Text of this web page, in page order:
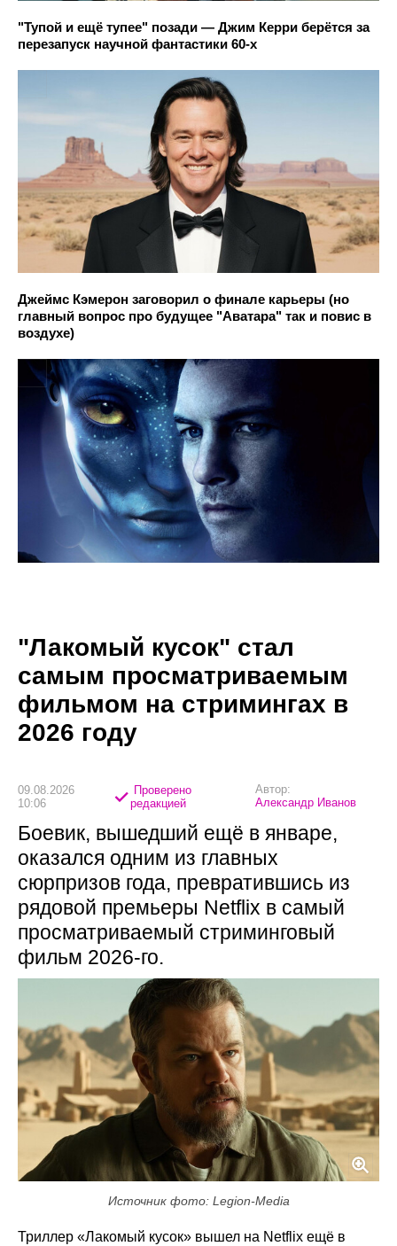
"Тупой и ещё тупее" позади — Джим Керри берётся за
перезапуск научной фантастики 60-х
Джеймс Кэмерон заговорил о финале карьеры (но
главный вопрос про будущее "Аватара" так и повис в
воздухе)
"Лакомый кусок" стал
самым просматриваемым
фильмом на стримингах в
2026 году
09.08.2026
10:06
Проверено
редакцией
Автор:
Александр Иванов
Боевик, вышедший ещё в январе,
оказался одним из главных
сюрпризов года, превратившись из
рядовой премьеры Netflix в самый
просматриваемый стриминговый
фильм 2026-го.
Источник фото: Legion-Media
Триллер «Лакомый кусок» вышел на Netflix ещё в